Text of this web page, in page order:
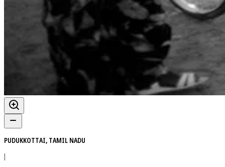
PUDUKKOTTAI, TAMIL NADU
|